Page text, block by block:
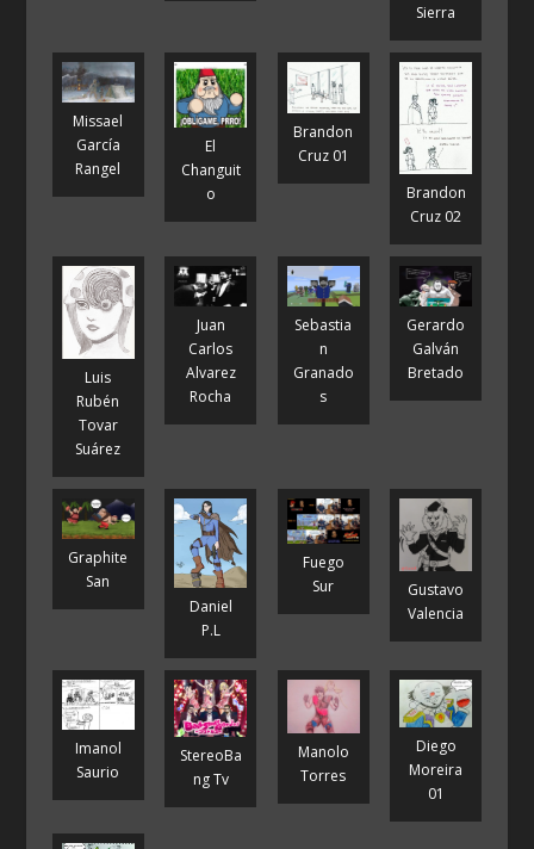
Sierra
Missael
García
Rangel
El
Changuit
o
Brandon
Cruz 01
Brandon
Cruz 02
Luis
Rubén
Tovar
Suárez
Juan
Carlos
Alvarez
Rocha
Sebastia
n
Granado
s
Gerardo
Galván
Bretado
Graphite
San
Daniel
P.L
Fuego
Sur
Gustavo
Valencia
Imanol
Saurio
StereoBa
ng Tv
Manolo
Torres
Diego
Moreira
01